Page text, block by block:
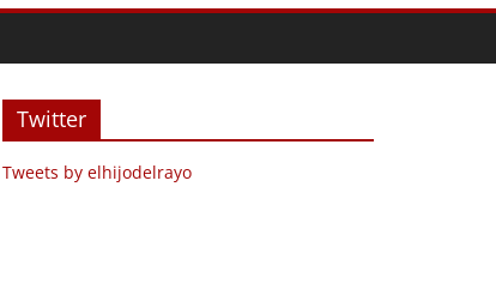
Twitter
Tweets by elhijodelrayo